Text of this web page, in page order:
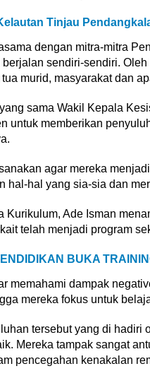
Tinjau
dengan mitra-mitra
sendiri-sendiri.
murid, masyarakat dan
sama Wakil Kepala
untuk memberikan
agar mereka
hal-hal yang sia-sia dan
Kurikulum, Ade Isman
telah menjadi program
BUKA
memahami dampak
mereka fokus untuk
tersebut yang di
Mereka tampak sangat
pencegahan kenakalan